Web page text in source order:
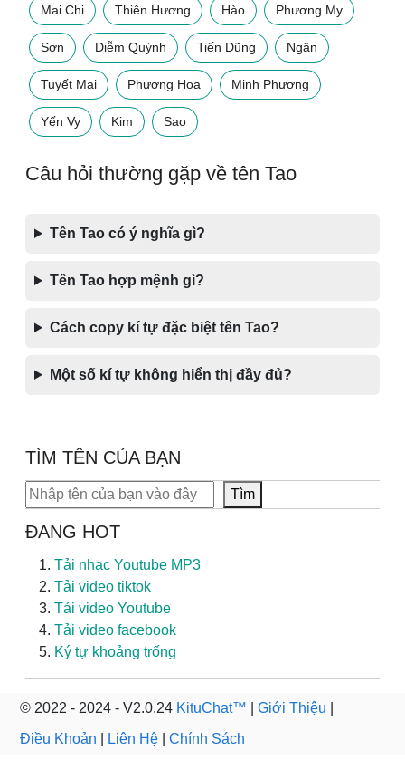
Mai Chi Thiên Hương Hào Phương My
Sơn Diễm Quỳnh Tiến Dũng Ngân
Tuyết Mai Phương Hoa Minh Phương
Yến Vy Kim Sao
Câu hỏi thường gặp về tên Tao
Tên Tao có ý nghĩa gì?
Tên Tao hợp mệnh gì?
Cách copy kí tự đặc biệt tên Tao?
Một số kí tự không hiển thị đầy đủ?
TÌM TÊN CỦA BẠN
Tìm kiếm Tìm
ĐANG HOT
Tải nhạc Youtube MP3
Tải video tiktok
Tải video Youtube
Tải video facebook
Ký tự khoảng trống
© 2022 - 2024 - V2.0.24 KituChat™ Giới Thiệu
Điều Khoản
Liên Hệ Chính Sách